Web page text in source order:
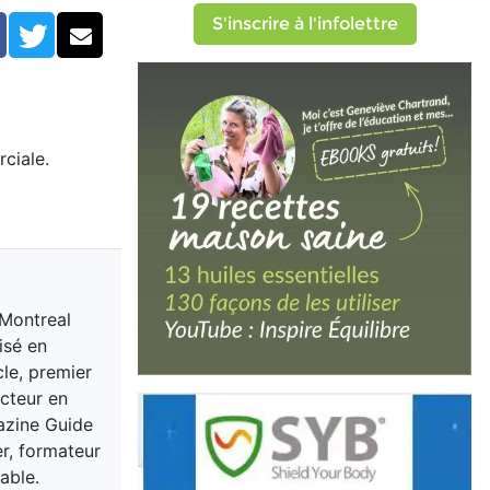
TwitterCourriel
en
premier
en
Guide
formateur
S'inscrire à l'infolettre